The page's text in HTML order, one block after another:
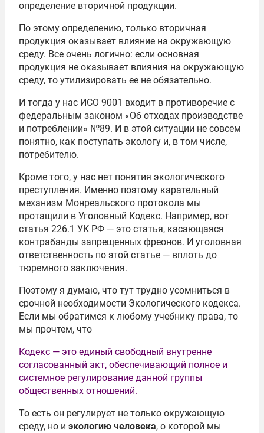
определение вторичной продукции.
По этому определению, только вторичная
продукция оказывает влияние на окружающую
среду. Все очень логично: если основная
продукция не оказывает влияния на окружающую
среду, то утилизировать ее не обязательно.
И тогда у нас ИСО 9001 входит в противоречие с
федеральным законом «Об отходах производстве
и потреблении» №89. И в этой ситуации не совсем
понятно, как поступать экологу и, в том числе,
потребителю.
Кроме того, у нас нет понятия экологического
преступления. Именно поэтому карательный
механизм Монреальского протокола мы
протащили в Уголовный Кодекс. Например, вот
статья 226.1 УК РФ — это статья, касающаяся
контрабанды запрещенных фреонов. И уголовная
ответственность по этой статье — вплоть до
тюремного заключения.
Поэтому я думаю, что тут трудно усомниться в
срочной необходимости Экологического кодекса.
Если мы обратимся к любому учебнику права, то
мы прочтем, что
Кодекс — это единый свободный внутренне
согласованный акт, обеспечивающий полное и
системное регулирование данной группы
общественных отношений.
То есть он регулирует не только окружающую
среду, но и экологию человека, о которой мы